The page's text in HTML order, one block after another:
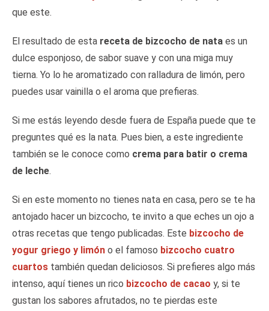
que este.
El resultado de esta receta de bizcocho de nata es un
dulce esponjoso, de sabor suave y con una miga muy
tierna. Yo lo he aromatizado con ralladura de limón, pero
puedes usar vainilla o el aroma que prefieras.
Si me estás leyendo desde fuera de España puede que te
preguntes qué es la nata. Pues bien, a este ingrediente
también se le conoce como crema para batir o crema
de leche.
Si en este momento no tienes nata en casa, pero se te ha
antojado hacer un bizcocho, te invito a que eches un ojo a
otras recetas que tengo publicadas. Este bizcocho de
yogur griego y limón o el famoso bizcocho cuatro
cuartos también quedan deliciosos. Si prefieres algo más
intenso, aquí tienes un rico bizcocho de cacao y, si te
gustan los sabores afrutados, no te pierdas este